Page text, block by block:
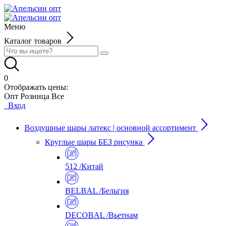
Меню
Каталог товаров
0
Отображать цены:
Опт Розница Все
Вход
Воздушные шары латекс | основной ассортимент
Круглые шары БЕЗ рисунка
512 /Китай
BELBAL /Бельгия
DECOBAL /Вьетнам